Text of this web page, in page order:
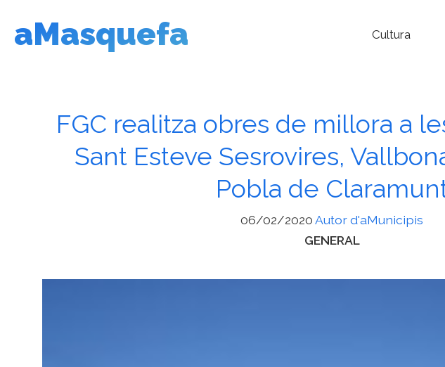
contingut
aMasquefa Cultura
FGC realitza obres de millora a
Sant Esteve Sesrovires,
Pobla de
06/02/2020 Autor d'aMunicipis
Categories
GENERAL